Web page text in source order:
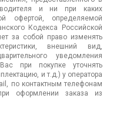
и ни при каких
офертой, определяемой
Кодекса Российской
за собой право изменять
внешний вид,
уведомления
при покупке уточнять
и т.д.) у оператора
по контактным телефонам
оформлении заказа из